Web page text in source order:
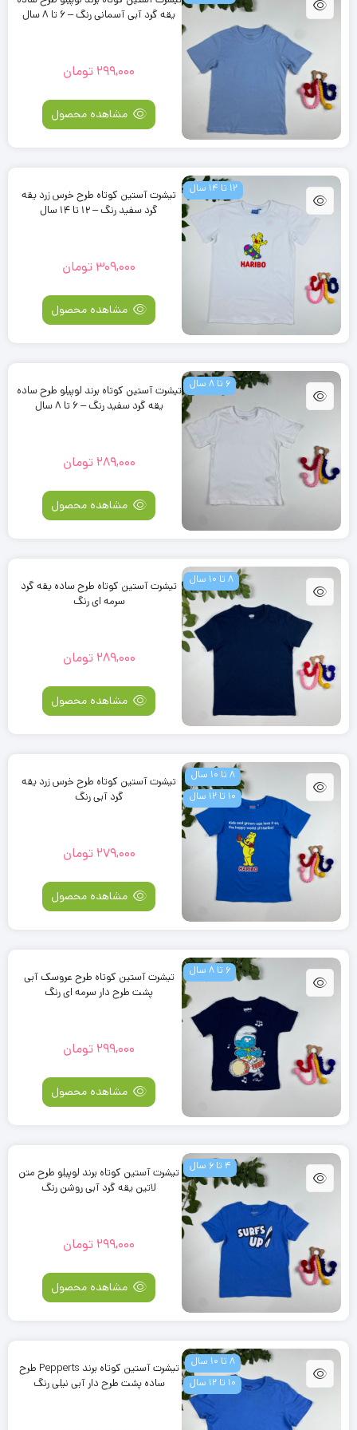
یقه گرد آبی آسمانی رنگ – 6 تا 8 سال
299,000 تومان
مشاهده محصول
12 تا 14 سال
تیشرت آستین کوتاه طرح خرس زرد یقه
گرد سفید رنگ – 12 تا 14 سال
309,000 تومان
مشاهده محصول
6 تا 8 سال
تیشرت آستین کوتاه برند لوپیلو طرح ساده
یقه گرد سفید رنگ – 6 تا 8 سال
289,000 تومان
مشاهده محصول
8 تا 10 سال
تیشرت آستین کوتاه طرح ساده یقه گرد
سرمه ای رنگ
289,000 تومان
مشاهده محصول
8 تا 10 سال
10 تا 12 سال
تیشرت آستین کوتاه طرح خرس زرد یقه
گرد آبی رنگ
279,000 تومان
مشاهده محصول
6 تا 8 سال
تیشرت آستین کوتاه طرح عروسک آبی
پشت طرح دار سرمه ای رنگ
299,000 تومان
مشاهده محصول
4 تا 6 سال
تیشرت آستین کوتاه برند لوپیلو طرح متن
لاتین یقه گرد آبی روشن رنگ
299,000 تومان
مشاهده محصول
8 تا 10 سال
10 تا 12 سال
تیشرت آستین کوتاه برند Pepperts طرح
ساده پشت طرح دار آبی نیلی رنگ